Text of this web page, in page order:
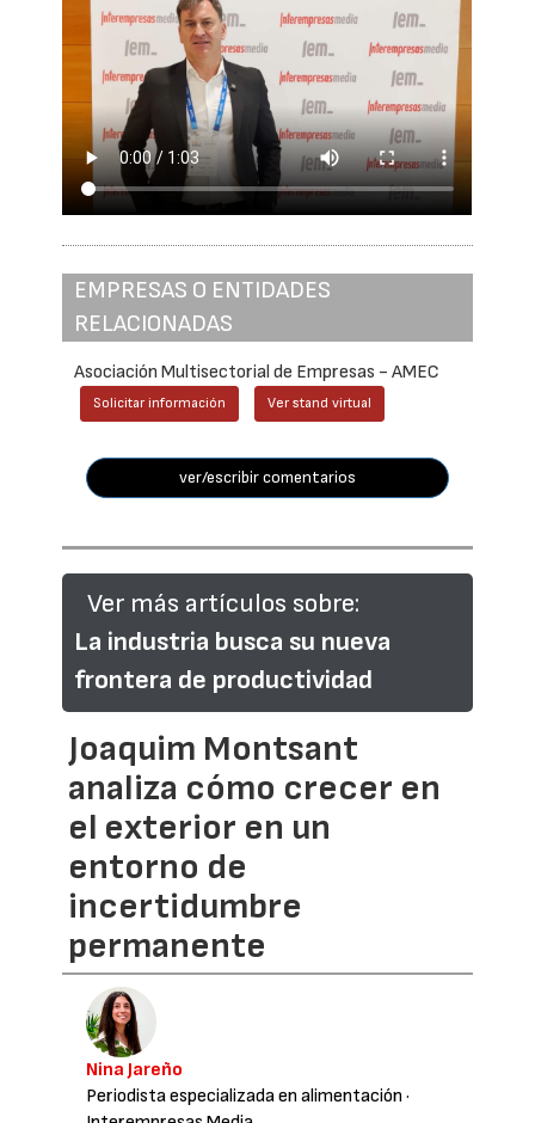
EMPRESAS O ENTIDADES
RELACIONADAS
Asociación Multisectorial de Empresas - AMEC
Solicitar información Ver stand virtual
ver/escribir comentarios
Ver más artículos sobre:
La industria busca su nueva
frontera de productividad
Joaquim Montsant
analiza cómo crecer en
el exterior en un
entorno de
incertidumbre
permanente
Nina Jareño
Periodista especializada en alimentación ·